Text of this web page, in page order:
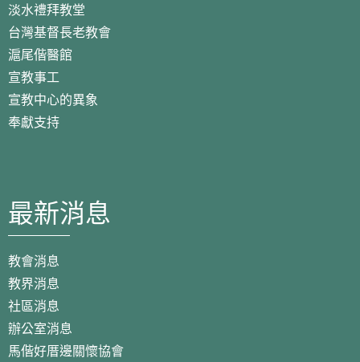
淡水禮拜教堂
台灣基督長老教會
滬尾偕醫館
宣教事工
宣教中心的異象
奉獻支持
最新消息
教會消息
教界消息
社區消息
辦公室消息
馬偕好厝邊關懷協會